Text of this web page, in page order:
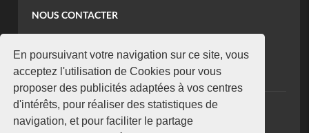
En poursuivant votre navigation sur ce site, vous
acceptez l'utilisation de Cookies pour vous
proposer des publicités adaptées à vos centres
d'intérêts, pour réaliser des statistiques de
navigation, et pour faciliter le partage
NOUS CONTACTER
koaci@yahoo.fr
+225 07 08 85 52 93
NEWSLETTER